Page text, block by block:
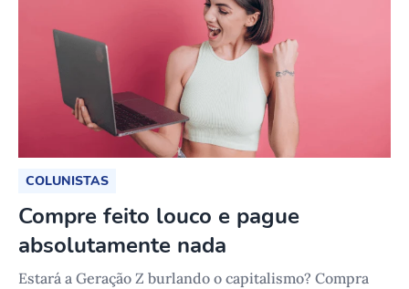
COLUNISTAS
Compre feito louco e pague
absolutamente nada
Estará a Geração Z burlando o capitalismo? Compra